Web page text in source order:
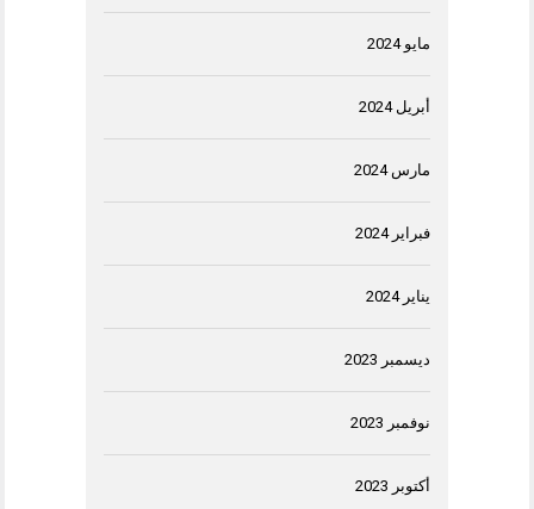
مايو 2024
أبريل 2024
مارس 2024
فبراير 2024
يناير 2024
ديسمبر 2023
نوفمبر 2023
أكتوبر 2023